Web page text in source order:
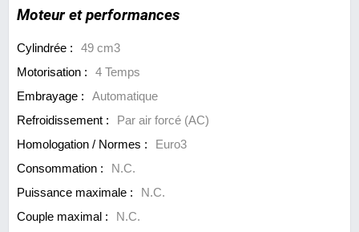
Moteur et performances
Cylindrée :
49 cm3
Motorisation :
4 Temps
Embrayage :
Automatique
Refroidissement :
Par air forcé (AC)
Homologation / Normes :
Euro3
Consommation :
N.C.
Puissance maximale :
N.C.
Couple maximal :
N.C.